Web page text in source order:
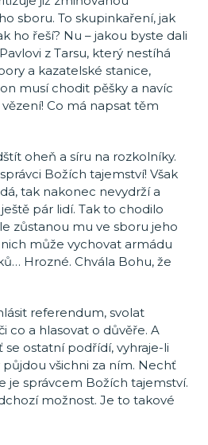
sboru. To skupinkaření, jak
ho řeší? Nu – jakou byste dali
z Tarsu, který nestíhá
a kazatelské stanice,
musí chodit pěšky a navíc
Co má napsat těm
oheň a síru na rozkolníky.
Božích tajemství! Však
tak nakonec nevydrží a
pár lidí. Tak to chodilo
zůstanou mu ve sboru jeho
může vychovat armádu
Hrozné. Chvála Bohu, že
referendum, svolat
co a hlasovat o důvěře. A
se ostatní podřídí, vyhraje-li
všichni za ním. Nechť
je správcem Božích tajemství.
možnost. Je to takové